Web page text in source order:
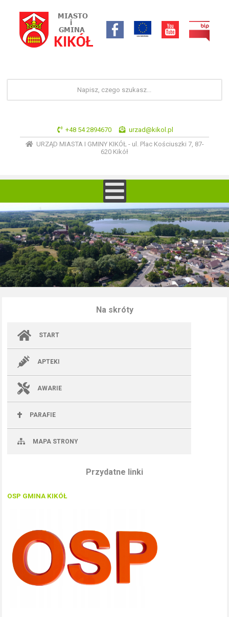
+48 54 2894670
urzad@kikol.pl
URZĄD MIASTA I GMINY KIKÓŁ - ul. Plac Kościuszki 7, 87-
620 Kikół
Na skróty
START
APTEKI
AWARIE
PARAFIE
MAPA STRONY
Przydatne linki
OSP GMINA KIKÓŁ